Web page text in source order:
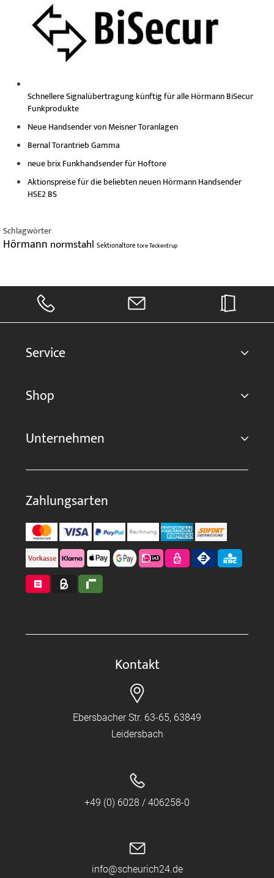
Schnellere Signalübertragung künftig für alle Hörmann BiSecur
Funkprodukte
Neue Handsender von Meisner Toranlagen
Bernal Torantrieb Gamma
neue brix Funkhandsender für Hoftore
Aktionspreise für die beliebten neuen Hörmann Handsender
HSE2 BS
Schlagwörter
Hörmann normstahl SektionaltoretoreTeckentrup
Service
Shop
Unternehmen
Zahlungsarten
Kontakt
Ebersbacher Str. 63-65, 63849
Leidersbach
+49 (0) 6028 / 406258-0
info@scheurich24.de